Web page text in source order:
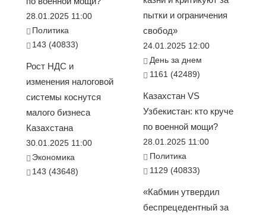
28.01.2025 11:00
Политика
143 (40833)
Рост НДС и
изменения налоговой
системы коснутся
малого бизнеса
Казахстана
30.01.2025 11:00
Экономика
143 (43648)
пытки и ограничения
свобод»
24.01.2025 12:00
День за днем
1161 (42489)
Казахстан VS
Узбекистан: кто круче
по военной мощи?
28.01.2025 11:00
Политика
1129 (40833)
«Кабмин утвердил
беспрецедентный за